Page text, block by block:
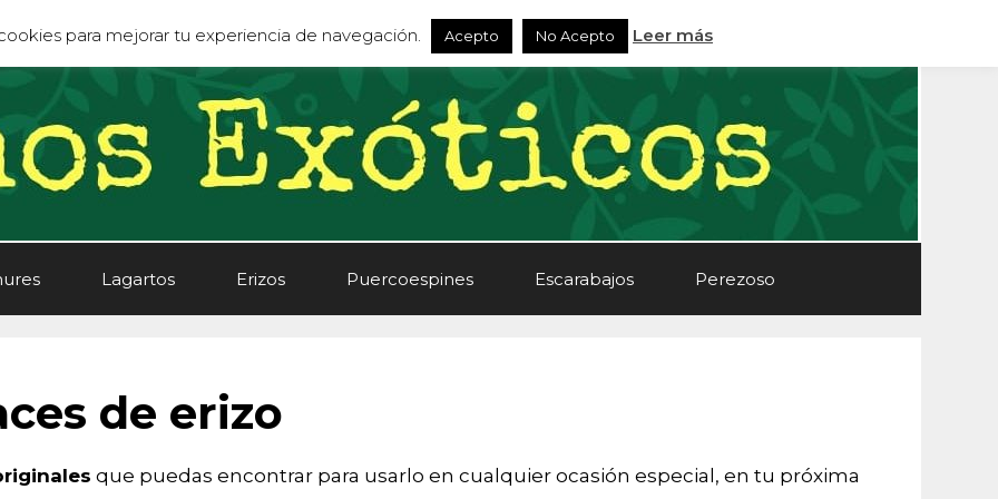
Lagartos Erizos Puercoespines Escarabajos Perezoso
de erizo
que puedas encontrar para usarlo en cualquier ocasión especial, en tu próxima
para mejorar tu experiencia de navegación. Acepto No Acepto Leer más